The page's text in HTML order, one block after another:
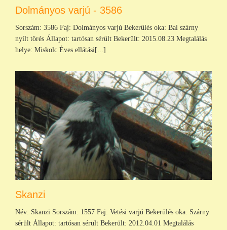
Dolmányos varjú - 3586
Sorszám: 3586 Faj: Dolmányos varjú Bekerülés oka: Bal szárny
nyílt törés Állapot: tartósan sérült Bekerült: 2015.08.23 Megtalálás
helye: Miskolc Éves ellátási[...]
Skanzi
Név: Skanzi Sorszám: 1557 Faj: Vetési varjú Bekerülés oka: Szárny
sérült Állapot: tartósan sérült Bekerült: 2012.04.01 Megtalálás